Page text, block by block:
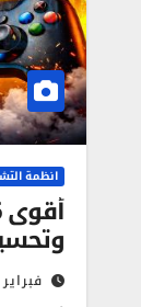
انظمة
فبراير 25, 2026